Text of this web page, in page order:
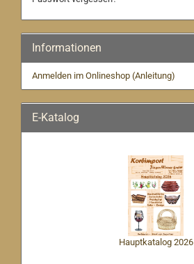
Informationen
Anmelden im Onlineshop (Anleitung)
E-Katalog
Hauptkatalog 2026